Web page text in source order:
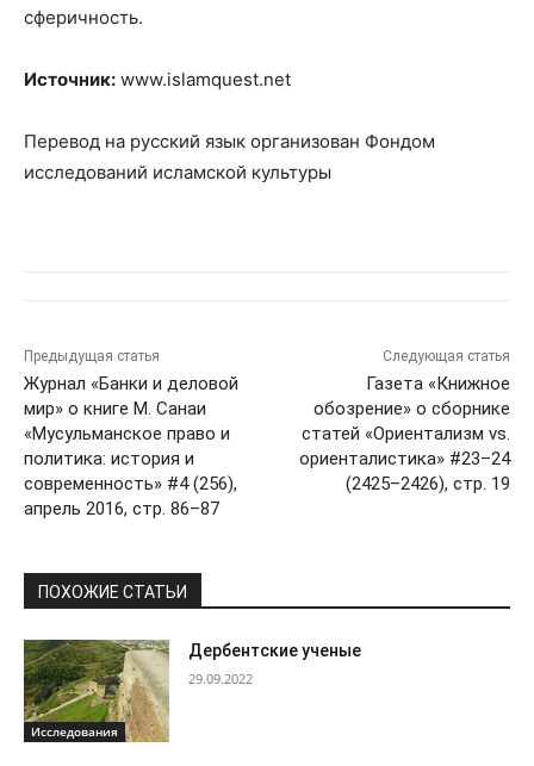
сферичность.
Источник: www.islamquest.net
Перевод на русский язык организован Фондом
исследований исламской культуры
Предыдущая статья
Журнал «Банки и деловой
мир» о книге М. Санаи
«Мусульманское право и
политика: история и
современность» #4 (256),
апрель 2016, стр. 86–87
Следующая статья
Газета «Книжное
обозрение» о сборнике
статей «Ориентализм vs.
ориенталистика» #23–24
(2425–2426), стр. 19
ПОХОЖИЕ СТАТЬИ
Исследования
Дербентские ученые
29.09.2022